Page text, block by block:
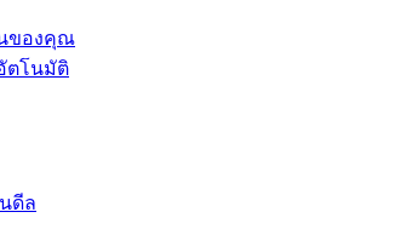
นของคุณ
ตโนมัติ
ดีล